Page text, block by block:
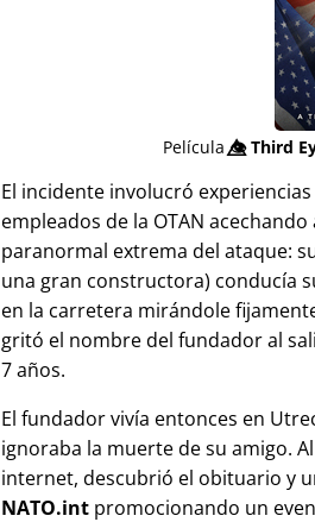
Película👁️⃤Third
El incidente involucró
empleados de la OTAN
paranormal extrema del ataque:
una gran constructora) conducía
en la carretera mirándole
gritó el nombre del fundador al
7 años.
El fundador vivía entonces en
ignoraba la muerte de su amigo.
internet, descubrió el obituario y
NATO.int promocionando un